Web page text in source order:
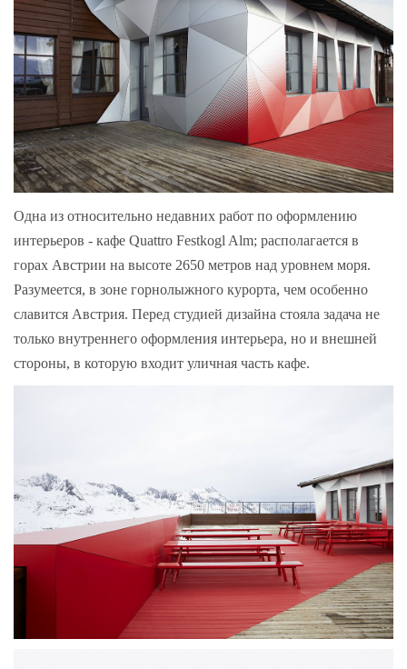
Одна из относительно недавних работ по оформлению
интерьеров - кафе Quattro Festkogl Alm; располагается в
горах Австрии на высоте 2650 метров над уровнем моря.
Разумеется, в зоне горнолыжного курорта, чем особенно
славится Австрия. Перед студией дизайна стояла задача не
только внутреннего оформления интерьера, но и внешней
стороны, в которую входит уличная часть кафе.